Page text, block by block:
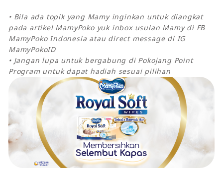
• Bila ada topik yang Mamy inginkan untuk diangkat
pada artikel MamyPoko yuk inbox usulan Mamy di FB
MamyPoko Indonesia atau direct message di IG
MamyPokoID
• Jangan lupa untuk bergabung di Pokojang Point
Program untuk dapat hadiah sesuai pilihan